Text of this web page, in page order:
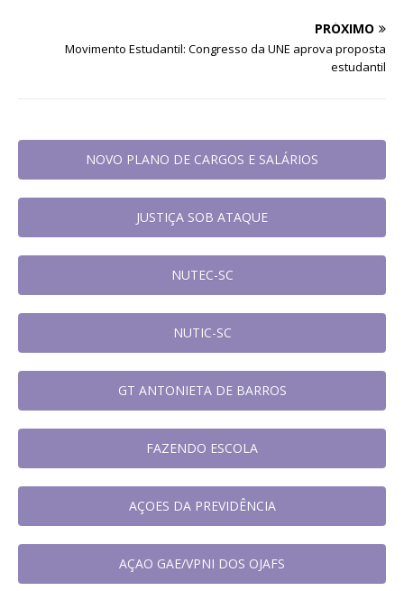
PRÓXIMO
Movimento Estudantil: Congresso da UNE aprova proposta
estudantil
NOVO PLANO DE CARGOS E SALÁRIOS
JUSTIÇA SOB ATAQUE
NUTEC-SC
NUTIC-SC
GT ANTONIETA DE BARROS
FAZENDO ESCOLA
AÇOES DA PREVIDÊNCIA
AÇAO GAE/VPNI DOS OJAFS